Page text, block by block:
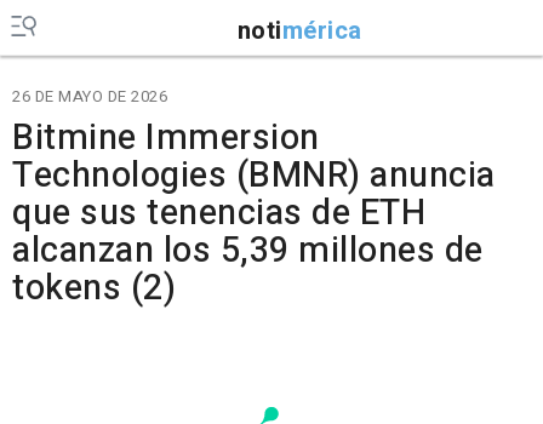
notimérica
26 DE MAYO DE 2026
Bitmine Immersion
Technologies (BMNR) anuncia
que sus tenencias de ETH
alcanzan los 5,39 millones de
tokens (2)